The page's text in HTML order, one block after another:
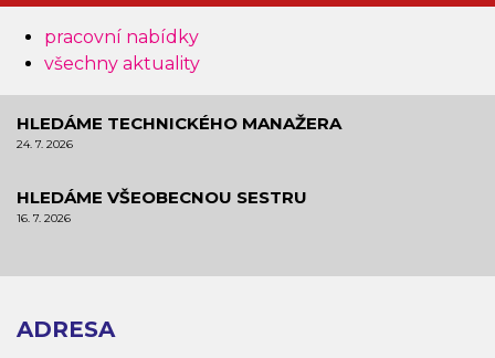
pracovní nabídky
všechny aktuality
HLEDÁME TECHNICKÉHO MANAŽERA
24. 7. 2026
HLEDÁME VŠEOBECNOU SESTRU
16. 7. 2026
ADRESA